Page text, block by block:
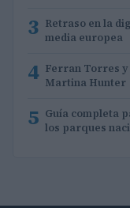
3 Retraso en la
media europea
4 Ferran Torres
Martina Hunter
5 Guía completa
los parques